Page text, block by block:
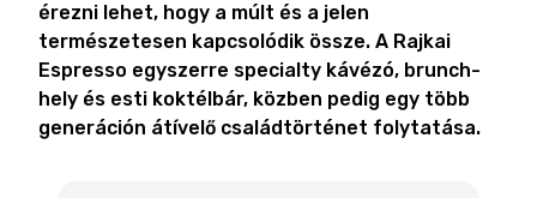
érezni lehet, hogy a múlt és a jelen
természetesen kapcsolódik össze. A Rajkai
Espresso egyszerre specialty kávézó, brunch-
hely és esti koktélbár, közben pedig egy több
generáción átívelő családtörténet folytatása.